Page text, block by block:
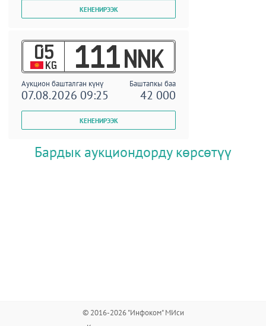
05
KG 111 NNK
Аукцион башталган күнү Баштапкы баа
07.08.2026 09:25 42 000
Бардык аукциондорду көрсөтүү
© 2016-2026 "Инфоком" МИси